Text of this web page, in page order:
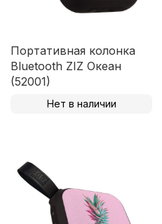
Портативная колонка
Bluetooth ZIZ Океан
(52001)
Нет в наличии